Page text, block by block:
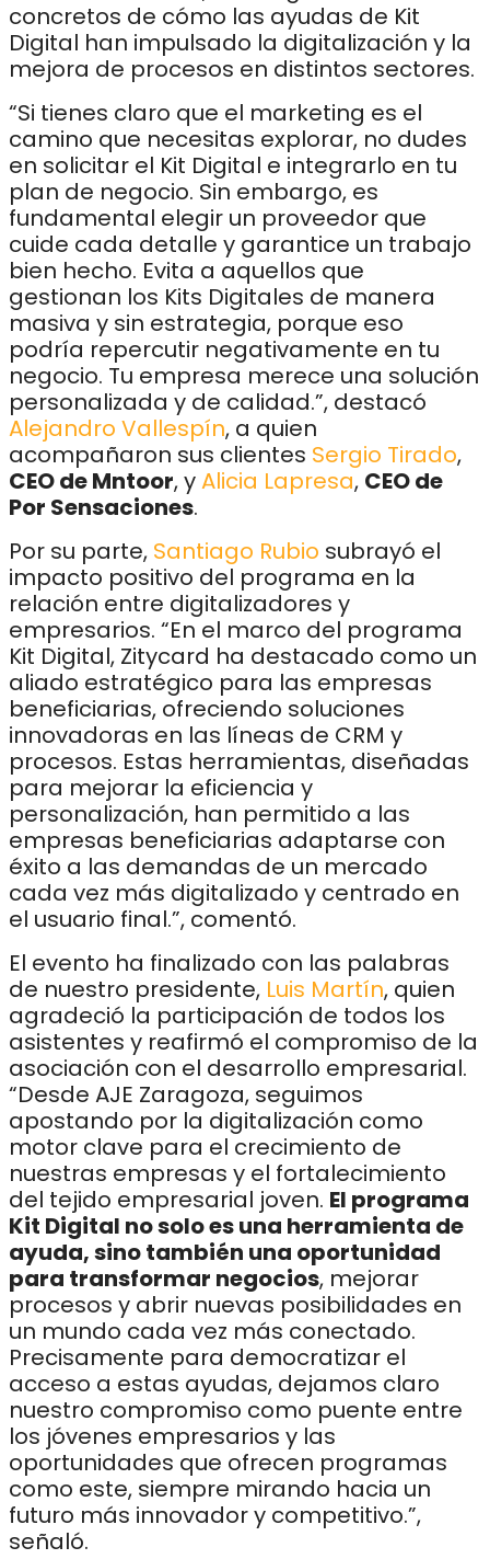
concretos de cómo las ayudas de Kit
Digital han impulsado la digitalización y la
mejora de procesos en distintos sectores.
“Si tienes claro que el marketing es el
camino que necesitas explorar, no dudes
en solicitar el Kit Digital e integrarlo en tu
plan de negocio. Sin embargo, es
fundamental elegir un proveedor que
cuide cada detalle y garantice un trabajo
bien hecho. Evita a aquellos que
gestionan los Kits Digitales de manera
masiva y sin estrategia, porque eso
podría repercutir negativamente en tu
negocio. Tu empresa merece una solución
personalizada y de calidad.”, destacó
Alejandro Vallespín, a quien
acompañaron sus clientes Sergio Tirado,
CEO de Mntoor, yAlicia Lapresa, CEO de
Por Sensaciones.
Por su parte, Santiago Rubio subrayó el
impacto positivo del programa en la
relación entre digitalizadores y
empresarios. “En el marco del programa
Kit Digital, Zitycard ha destacado como un
aliado estratégico para las empresas
beneficiarias, ofreciendo soluciones
innovadoras en las líneas de CRM y
procesos. Estas herramientas, diseñadas
para mejorar la eficiencia y
personalización, han permitido a las
empresas beneficiarias adaptarse con
éxito a las demandas de un mercado
cada vez más digitalizado y centrado en
el usuario final.”, comentó.
El evento ha finalizado con las palabras
de nuestro presidente, Luis Martín, quien
agradeció la participación de todos los
asistentes y reafirmó el compromiso de la
asociación con el desarrollo empresarial.
“Desde AJE Zaragoza, seguimos
apostando por la digitalización como
motor clave para el crecimiento de
nuestras empresas y el fortalecimiento
del tejido empresarial joven. El programa
Kit Digital no solo es una herramienta de
ayuda, sino también una oportunidad
para transformar negocios, mejorar
procesos y abrir nuevas posibilidades en
un mundo cada vez más conectado.
Precisamente para democratizar el
acceso a estas ayudas, dejamos claro
nuestro compromiso como puente entre
los jóvenes empresarios y las
oportunidades que ofrecen programas
como este, siempre mirando hacia un
futuro más innovador y competitivo.”,
señaló.